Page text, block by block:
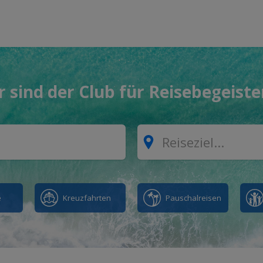
sind der Club für
Where?
Kreuzfahrten Pauschalreisen